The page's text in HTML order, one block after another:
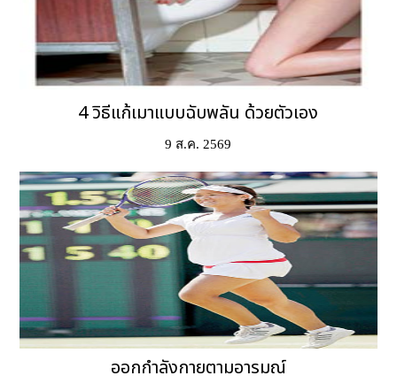
4 วิธีแก้เมาแบบฉับพลัน ด้วยตัวเอง
9 ส.ค. 2569
ออกกำลังกายตามอารมณ์